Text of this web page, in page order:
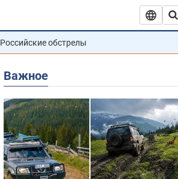
Российские обстрелы
Важное